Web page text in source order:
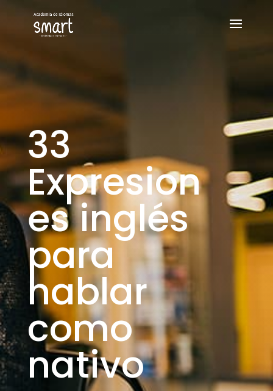
33
Expresion
es inglés
para
hablar
como
nativo